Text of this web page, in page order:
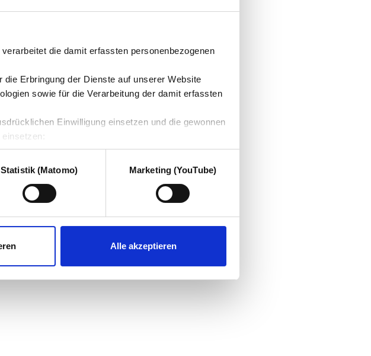
die damit erfassten personenbezogenen
Erbringung der Dienste auf unserer Website
sowie für die Verarbeitung der damit erfassten
Einwilligung einsetzen und die gewonnen
einsetzen:
Statistik (Matomo) Marketing (YouTube)
Alle akzeptieren